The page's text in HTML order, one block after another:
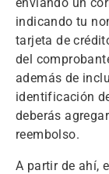
indicando tu
tarjeta de
del
además de
identificación
deberás
reembolso.
A partir de ahí,